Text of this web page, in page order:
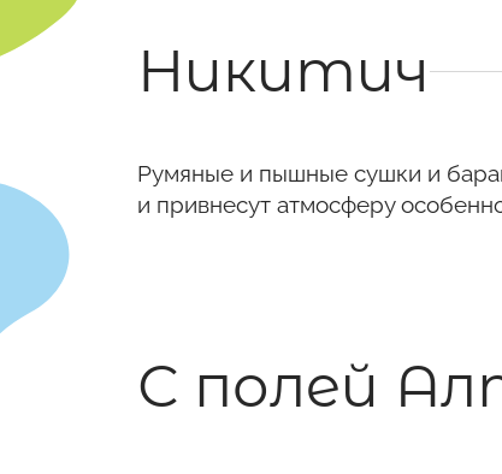
Никитич
Румяные и пышные сушки и
и привнесут атмосферу
С полей